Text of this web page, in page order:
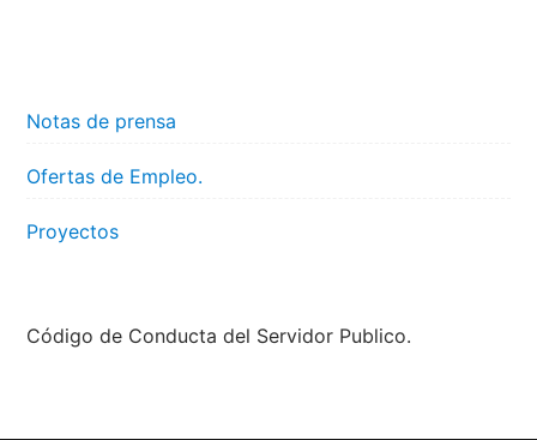
Notas de prensa
Ofertas de Empleo.
Proyectos
Código de Conducta del Servidor Publico.